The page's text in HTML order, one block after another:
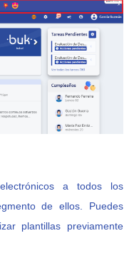
a todos los
de ellos. Puedes
plantillas previamente